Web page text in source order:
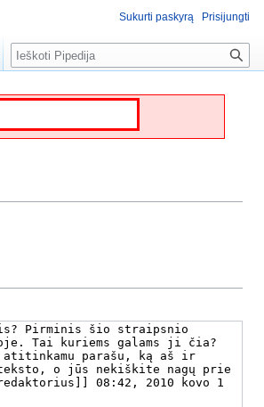
Sukurti paskyrą Prisijungti
Paieška